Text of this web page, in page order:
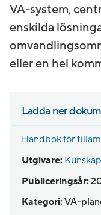
VA-system,
enskilda
eller en hel
Ladda ner
Handbok för
Utgivare:
Publiceringsår:
Kategori:VA-